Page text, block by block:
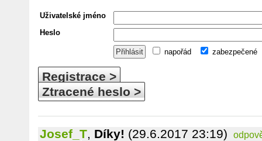
Uživatelské jméno
Heslo
napořád zabezpečené
Registrace >
Ztracené heslo >
Josef_T, Díky! (29.6.2017 23:19)